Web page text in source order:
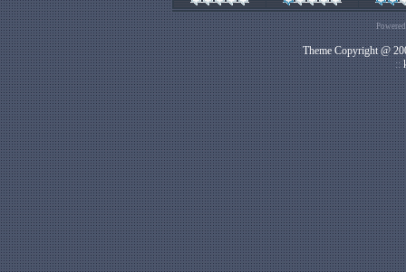
Theme Copyright @
::